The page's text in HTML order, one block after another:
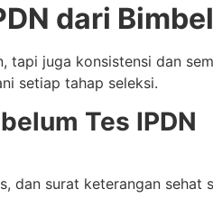
dari
tapi juga konsistensi dan
setiap tahap seleksi.
Tes IPDN
dan surat keterangan sehat